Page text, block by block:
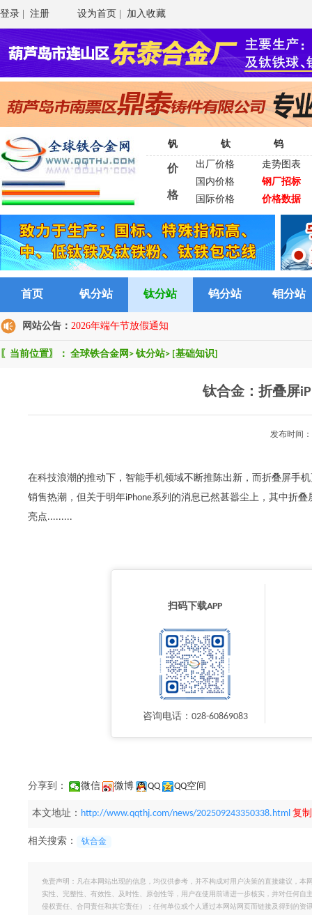
登录 注册 设为首页 加入收藏
钒 钛 钨
价
格
出厂价格
走势图表
国内价格
钢厂招标
国际价格
价格数据
首页 钒分站 钛分站 钨分站 钼分站
网站公告： 2026年端午节放假通知
〖当前位置〗： 全球铁合金网 > 钛分站> [基础知识]
钛合金：折叠屏
发布时间
在科技浪潮的推动下，智能手机领域不断推陈出新，而折叠屏手
销售热潮，但关于明年iPhone系列的消息已然甚嚣尘上，其中折
亮点.........
扫码下载APP
咨询电话：028-60869083
分享到： 微信 微博 QQ QQ空间
本文地址： http://www.qqthj.com/news/202509243350338.html 复
相关搜索： 钛合金
免责声明：凡在本网站出现的信息，均仅供参考，并不构成对用户决策的直接建议，
实性、完整性、有效性、及时性、原创性等，用户在使用前请进一步核实，并对任何
侵权责任、合同责任和其它责任）；任何单位或个人通过本网站网页而链接及得到的